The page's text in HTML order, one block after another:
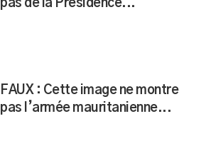
FAUX : Ce communiqué n’émane
FAUX : Cette image ne montre